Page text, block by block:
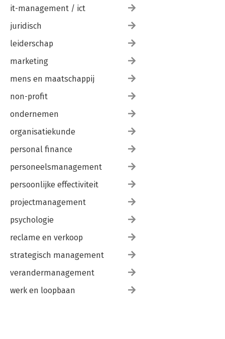
it-management / ict
juridisch
leiderschap
marketing
mens en maatschappij
non-profit
ondernemen
organisatiekunde
personal finance
personeelsmanagement
persoonlijke effectiviteit
projectmanagement
psychologie
reclame en verkoop
strategisch management
verandermanagement
werk en loopbaan